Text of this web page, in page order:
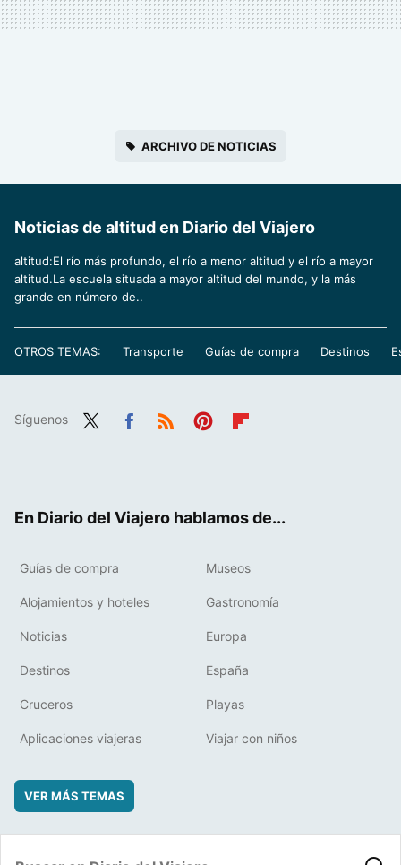
ARCHIVO DE NOTICIAS
Noticias de altitud en Diario del Viajero
altitud:El río más profundo, el río a menor altitud y el río a mayor
altitud.La escuela situada a mayor altitud del mundo, y la más
grande en número de..
OTROS TEMAS: Transporte Guías de compra Destinos
Síguenos
En Diario del Viajero hablamos de...
Guías de compra Museos
Alojamientos y hoteles Gastronomía
Noticias Europa
Destinos España
Cruceros Playas
Aplicaciones viajeras Viajar con niños
VER MÁS TEMAS